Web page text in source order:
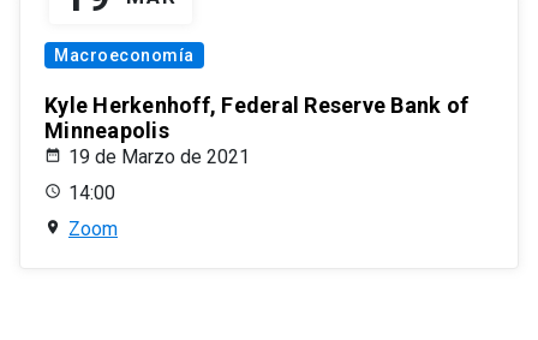
Macroeconomía
Kyle Herkenhoff, Federal Reserve Bank of
Minneapolis
19 de Marzo de 2021
14:00
Zoom